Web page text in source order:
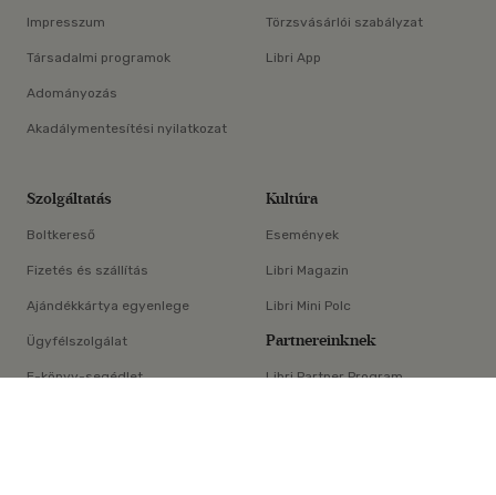
×
Impresszum
Társadalmi programok
Adományozás
Akadálymentesítési nyilatkozat
Törzsvásárlói szabályzat
Libri App
Szolgáltatás
Boltkereső
Fizetés és szállítás
Ajándékkártya egyenlege
Ügyfélszolgálat
E-könyv-segédlet
Kultúra
Események
Libri Magazin
Libri Mini Polc
Partnereinknek
Libri Partner Program